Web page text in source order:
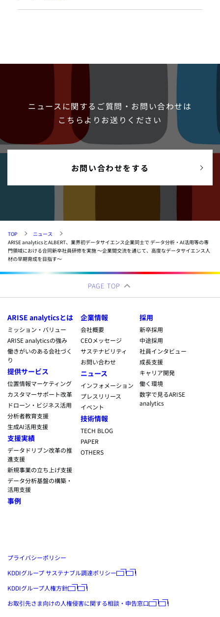
ニュースに関するご質問・お問い合わせは
こちらよりお送りください
お問い合わせをする
TOP
ニュース
ARISE analyticsとALBERT、業界初データサイエンス企業同士で データ分析・AI活用等の専
門領域における合同新卒社員研修を実施 ～企業間交流を通じて、高度なデータサイエンス人
材の早期育成を目指す～
PAGE TOP
プライバシーポリシー
KDDIグループ サステナブル調達ポリシー
KDDIグループ人権方針
お取引先さま向けの人権侵害に関する相談・申告窓口
ARISE analyticsとは
ミッション・バリュー
ARISE analyticsの強み
働きがいのある会社づく
り
提供サービス
位置情報マーケティング
カスタマーサポート改革
ドローン・ビジネス活用
分析者教育支援
生成AI活用支援
支援実績
データドリブン改革の推
進支援
新規事業の立ち上げ支援
データ分析基盤の構築・
活用支援
事例
企業情報
会社概要
CEOメッセージ
サステナビリティ
お問い合わせ
ニュース
インフォメーション
プレスリリース
イベント
技術情報
TECH BLOG
PAPER
OTHERS
採用
新卒採用
中途採用
社員インタビュー
成長支援
キャリア開発
働く環境
数字で見るARISE
analytics